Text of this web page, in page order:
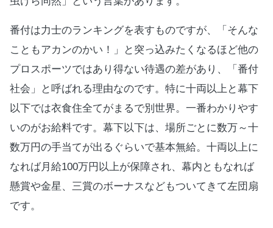
番付は力士のランキングを表すものですが、「そんな
こともアカンのかい！」と突っ込みたくなるほど他の
プロスポーツではあり得ない待遇の差があり、「番付
社会」と呼ばれる理由なのです。特に十両以上と幕下
以下では衣食住全てがまるで別世界。一番わかりやす
いのがお給料です。幕下以下は、場所ごとに数万～十
数万円の手当てが出るぐらいで基本無給。十両以上に
なれば月給100万円以上が保障され、幕内ともなれば
懸賞や金星、三賞のボーナスなどもついてきて左団扇
です。